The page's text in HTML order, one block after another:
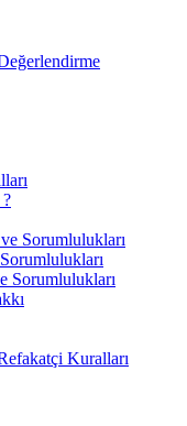
Sorumlulukları
Sorumlulukları
Kuralları